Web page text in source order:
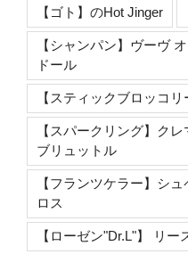
【ゴト】のHot Jinger
【シャンパン】ヴーヴ
ドール
【スティックブロッコ
【スパークリング】ク
ブリュットル
【フランツケラー】シ
ロス
【ローゼン"Dr.L"】 リー